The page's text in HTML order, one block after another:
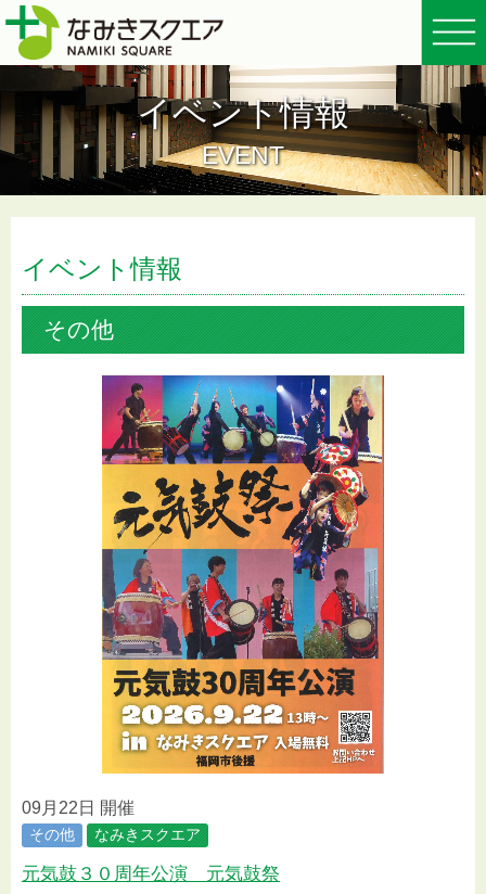
イベント情報
EVENT
イベント情報
その他
09月22日 開催
その他 なみきスクエア
元気鼓３０周年公演 元気鼓祭